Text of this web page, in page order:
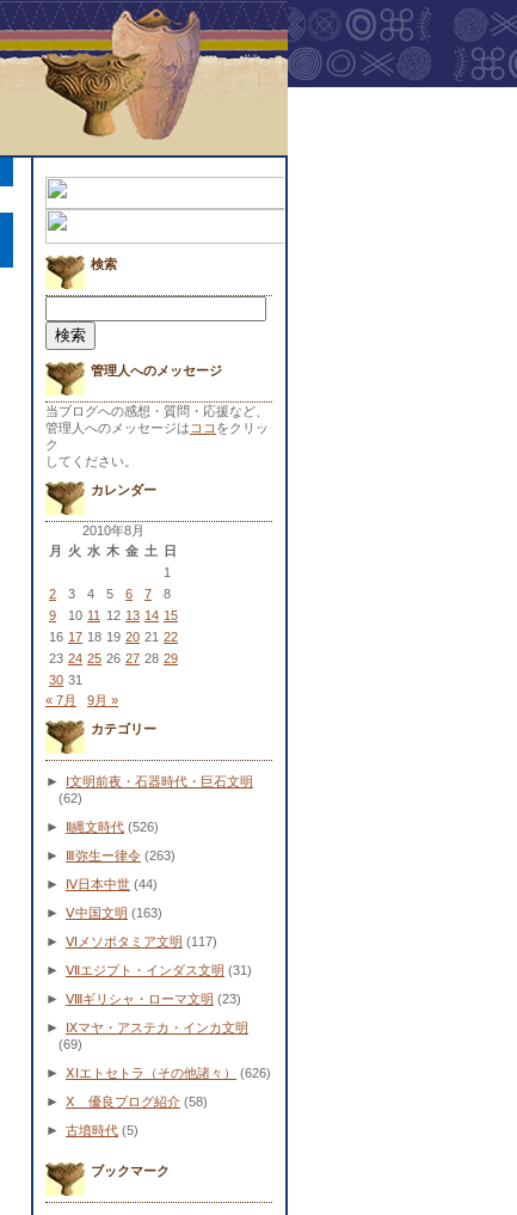
検索
索:
管理人へのメッセージ
当ブログへの感想・質問・応援など、
管理人へのメッセージは ココ をクリッ
ク
してください。
カレンダー
2010年8月
月
火 水 木 金 土
日
1
2
3 4 5 6 7
8
9
10 11 12 13 14 15
16 17 18 19 20 21 22
23 24 25 26 27 28 29
30 31
« 7月
9月 »
カテゴリー
►
Ⅰ文明前夜・石器時代・巨石文明
(62)
► Ⅱ縄文時代 (526)
► Ⅲ弥生ー律令 (263)
► Ⅳ日本中世 (44)
► Ⅴ中国文明 (163)
► Ⅵメソポタミア文明 (117)
► Ⅶエジプト・インダス文明 (31)
► Ⅷギリシャ・ローマ文明 (23)
►
Ⅸマヤ・アステカ・インカ文明
(69)
► ⅩⅠエトセトラ（その他諸々） (626)
► Ⅹ 優良ブログ紹介 (58)
► 古墳時代 (5)
ブックマーク